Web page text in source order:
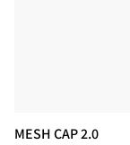
MESH CAP 2.0